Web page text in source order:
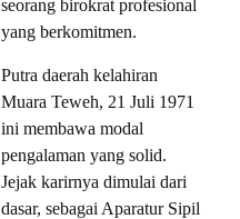
seorang birokrat profesional
yang berkomitmen.
Putra daerah kelahiran
Muara Teweh, 21 Juli 1971
ini membawa modal
pengalaman yang solid.
Jejak karirnya dimulai dari
dasar, sebagai Aparatur Sipil